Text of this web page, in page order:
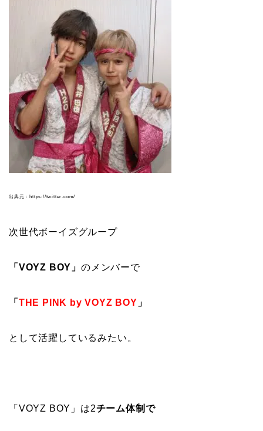
出典元：https://twitter.com/
次世代ボーイズグループ
「VOYZ BOY」 のメンバーで
「 THE PINK by VOYZ BOY 」
として活躍しているみたい。
「VOYZ BOY」は2チーム体制で